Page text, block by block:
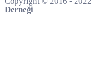
Derneği